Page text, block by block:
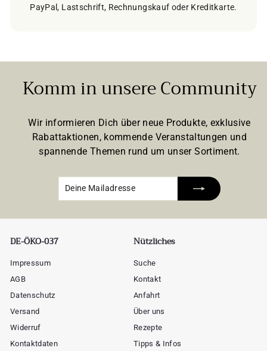
PayPal, Lastschrift, Rechnungskauf oder Kreditkarte.
Komm in unsere Community
Wir informieren Dich über neue Produkte, exklusive
Rabattaktionen, kommende Veranstaltungen und
spannende Themen rund um unser Sortiment.
DE-ÖKO-037
Impressum
AGB
Datenschutz
Versand
Widerruf
Kontaktdaten
Nützliches
Suche
Kontakt
Anfahrt
Über uns
Rezepte
Tipps & Infos